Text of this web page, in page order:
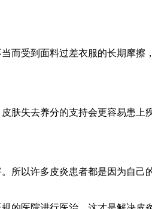
受到面料过差衣服的长期摩擦
失去养分的支持会更容易患上
以许多皮炎患者都是因为自己